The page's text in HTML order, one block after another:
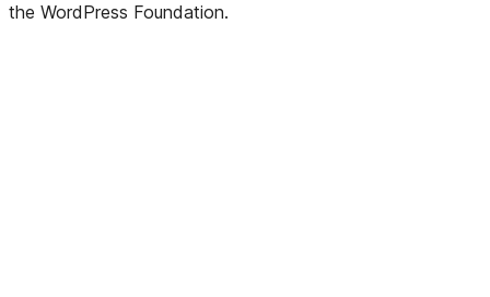
the WordPress Foundation.